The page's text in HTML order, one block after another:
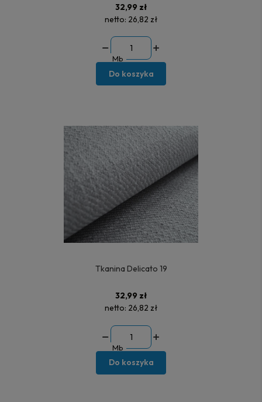
32,99 zł
netto: 26,82 zł
Mb
Do koszyka
Tkanina Delicato 19
32,99 zł
netto: 26,82 zł
Mb
Do koszyka